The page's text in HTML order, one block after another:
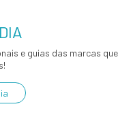
e guias das marcas que